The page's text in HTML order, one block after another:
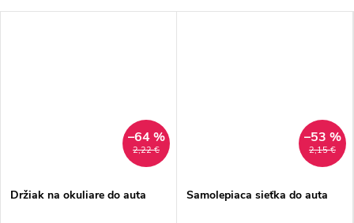
2,22 €
–64 %
Držiak na okuliare do auta
2,15 €
–53 %
Samolepiaca sieťka do auta